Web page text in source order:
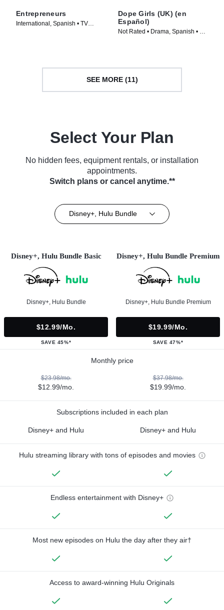
Entrepreneurs
International, Spanish • TV
Dope Girls (UK) (en
Español)
Not Rated • Drama, Spanish • TV
SEE MORE (11)
Select Your Plan
No hidden fees, equipment rentals, or installation
appointments.
Switch plans or cancel anytime.**
Disney+, Hulu Bundle
Disney+, Hulu Bundle Basic
Disney+, Hulu Bundle
$12.99/mo.
SAVE 45%*
Disney+, Hulu Bundle Premium
Disney+, Hulu Bundle Premium
$19.99/mo.
SAVE 47%*
Monthly price
$23.98/mo.
$12.99/mo.
$37.98/mo.
$19.99/mo.
Subscriptions included in each plan
Disney+ and Hulu Disney+ and Hulu
Hulu streaming library with tons of episodes and movies
Endless entertainment with Disney+
Most new episodes on Hulu the day after they air†
Access to award-winning Hulu Originals